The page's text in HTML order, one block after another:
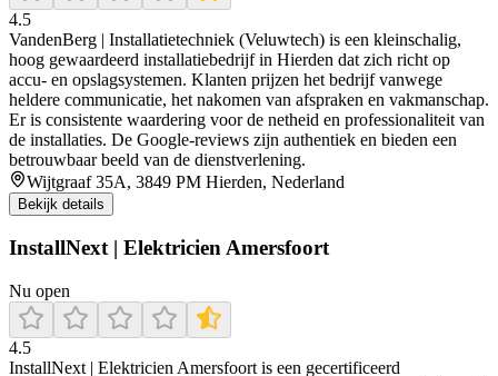
4.5
VandenBerg | Installatietechniek (Veluwtech) is een kleinschalig,
hoog gewaardeerd installatiebedrijf in Hierden dat zich richt op
accu‑ en opslagsystemen. Klanten prijzen het bedrijf vanwege
heldere communicatie, het nakomen van afspraken en vakmanschap.
Er is consistente waardering voor de netheid en professionaliteit van
de installaties. De Google‑reviews zijn authentiek en bieden een
betrouwbaar beeld van de dienstverlening.
Wijtgraaf 35A, 3849 PM Hierden, Nederland
Bekijk details
InstallNext | Elektricien Amersfoort
Nu open
4.5
InstallNext | Elektricien Amersfoort is een gecertificeerd